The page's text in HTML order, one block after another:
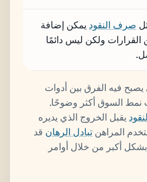
صرف النقود يمكن إضافة
القرارات ولكن ليس دائمًا
يصبح فيه الفرق بين أدوات
نمط السوق أكثر وضوحًا.
يقبل الخروج الذي يديره
المراهن تبادل الرهان قد
بشكل أكبر من خلال أوامر